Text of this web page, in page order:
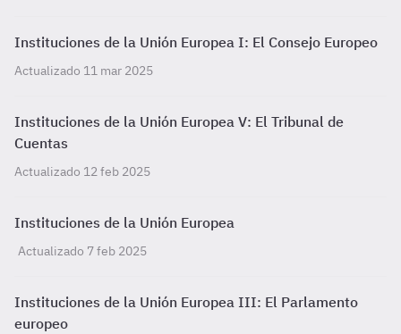
Instituciones de la Unión Europea I: El Consejo Europeo
Actualizado 11 mar 2025
Instituciones de la Unión Europea V: El Tribunal de
Cuentas
Actualizado 12 feb 2025
Instituciones de la Unión Europea
Actualizado 7 feb 2025
Instituciones de la Unión Europea III: El Parlamento
europeo